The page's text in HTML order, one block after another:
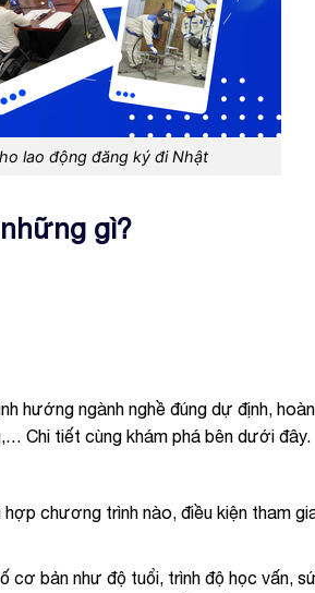
lao động đăng ký đi Nhật
gì?
hướng ngành nghề đúng dự định,
Chi tiết cùng khám phá bên dưới đây.
chương trình nào, điều kiện tham
bản như độ tuổi, trình độ học vấn,